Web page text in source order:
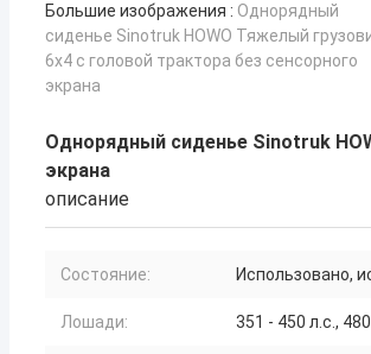
Большие изображения : Однорядный
сиденье Sinotruk HOWO Тяжелый
6x4 с головой трактора без сенсорного
экрана
Однорядный сиденье Sinotruk
экрана
описание
Состояние: Использовано,
Лошади: 351 - 450 л.с.,